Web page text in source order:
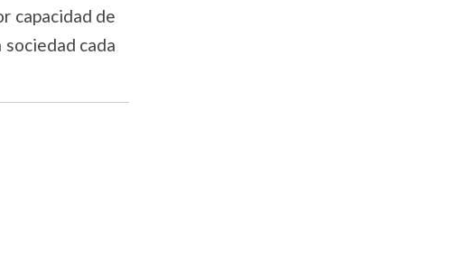
capacidad de
cada